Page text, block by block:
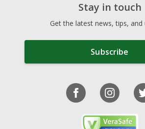
Stay in touch
Get the latest news, tips, and
Subscribe